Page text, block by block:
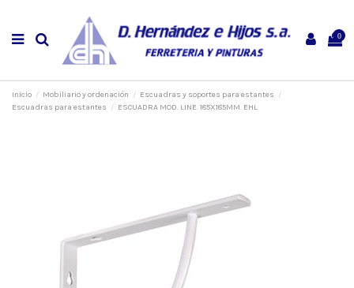
0
Inicio Mobiliario y ordenación
Escuadras y soportes para estantes
Escuadras para estantes
ESCUADRA MOD. LINE. 185X185MM. EHL